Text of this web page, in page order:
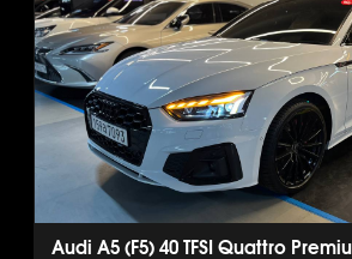
Audi A5 (F5) 40 TFSI Quattro